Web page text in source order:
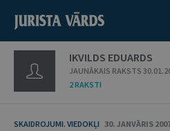
IKVILDS EDUARDS
JAUNĀKAIS RAKSTS
2 RAKSTI
SKAIDROJUMI. VIEDOKĻI 30. JANVĀRIS